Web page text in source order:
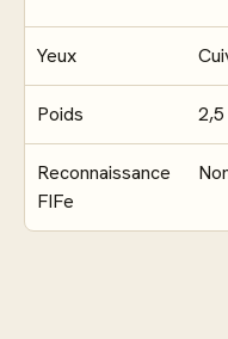
Yeux
Poids
Reconnaissance
FIFe